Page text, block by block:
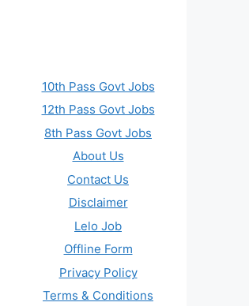
10th Pass Govt Jobs
12th Pass Govt Jobs
8th Pass Govt Jobs
About Us
Contact Us
Disclaimer
Lelo Job
Offline Form
Privacy Policy
Terms & Conditions